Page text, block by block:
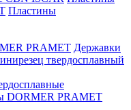
Пластины
PRAMET Державки
твердосплавный
DORMER PRAMET